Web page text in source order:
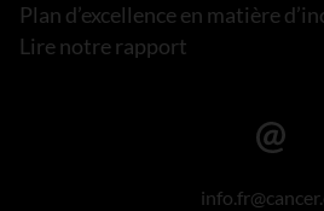
Plan d’excellence en matière
Lire notre rapport